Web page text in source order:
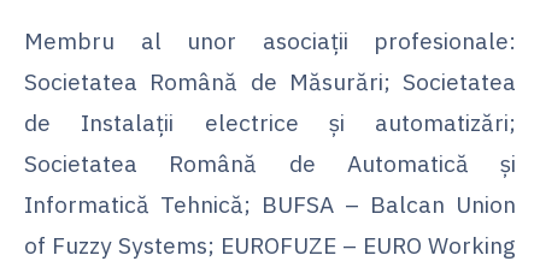
Membru al unor asociaţii profesionale:
Societatea Română de Măsurări; Societatea
de Instalaţii electrice şi automatizări;
Societatea Română de Automatică şi
Informatică Tehnică; BUFSA – Balcan Union
of Fuzzy Systems; EUROFUZE – EURO Working